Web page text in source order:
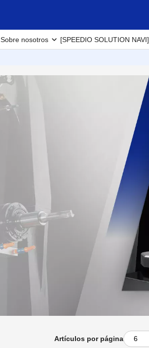
Sobre nosotros [SPEEDIO SOLUTION NAVI]
Artículos por página